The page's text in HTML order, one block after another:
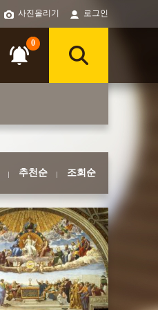
사진올리기 로그인
0
추천순 조회순